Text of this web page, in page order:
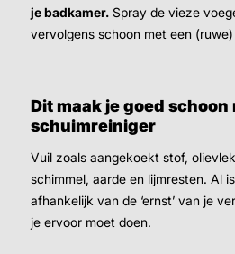
je badkamer. Spray de vieze
vervolgens schoon met een (ruwe)
Dit maak je goed schoon
schuimreiniger
Vuil zoals aangekoekt stof,
schimmel, aarde en lijmresten. Al
afhankelijk van de ‘ernst’ van je
je ervoor moet doen.